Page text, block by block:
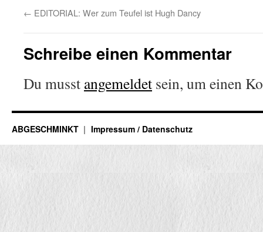
← EDITORIAL: Wer zum Teufel ist Hugh Dancy
Schreibe einen Kommentar
Du musst angemeldet sein, um einen
ABGESCHMINKT Impressum / Datenschutz